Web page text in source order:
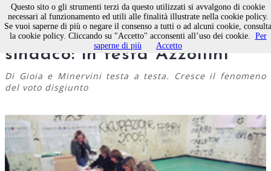
Molfetta, elezione del
sindaco: in testa Azzollini
Di Gioia e Minervini testa a testa. Cresce il fenomeno
del voto disgiunto
Questo sito o gli strumenti terzi da questo utilizzati si avvalgono di cookie
necessari al funzionamento ed utili alle finalità illustrate nella cookie policy.
Se vuoi saperne di più o negare il consenso a tutti o ad alcuni cookie, consulta
la cookie policy. Cliccando su "Accetto" acconsenti all’uso dei cookie. Per
saperne di più
Accetto